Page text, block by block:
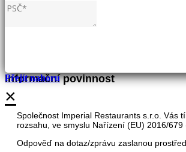
Informační povinnost
×
Společnost Imperial Restaurants s.r.o. Vás
rozsahu, ve smyslu Nařízení (EU) 2016/679
Odpověď na dotaz/zprávu zaslanou
Přejít nahoru